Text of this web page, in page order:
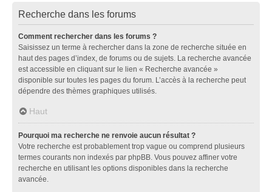
Recherche dans les forums
Comment rechercher dans les forums ?
Saisissez un terme à rechercher dans la zone de recherche située en
haut des pages d’index, de forums ou de sujets. La recherche avancée
est accessible en cliquant sur le lien « Recherche avancée »
disponible sur toutes les pages du forum. L’accès à la recherche peut
dépendre des thèmes graphiques utilisés.
Haut
Pourquoi ma recherche ne renvoie aucun résultat ?
Votre recherche est probablement trop vague ou comprend plusieurs
termes courants non indexés par phpBB. Vous pouvez affiner votre
recherche en utilisant les options disponibles dans la recherche
avancée.